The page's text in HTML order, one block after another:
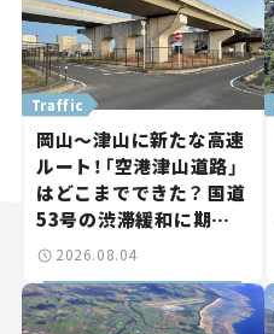
Traffic
岡山～津山に新たな高速
ルート！「空港津山道路」
はどこまでできた？ 国道
53号の渋滞緩和に期待。
岡山市側でも動きが【い
2026.08.04